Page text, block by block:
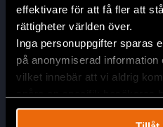
effektivare för att få fler att
rättigheter världen över.
Inga personuppgifter sparas
på anonymiserad
vilket innebär att vi aldrig
Defenders' Database
Här kan du läsa mer om
digitalt verktyg som bland
rapportera och följa